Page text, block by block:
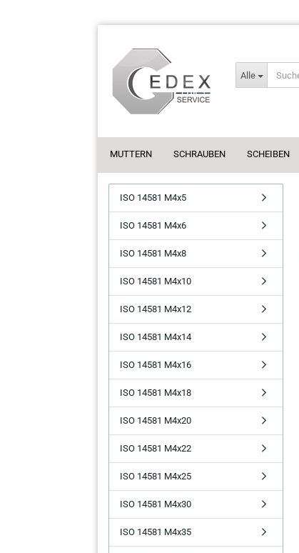
Alle
MUTTERN SCHRAUBEN SCHEIBEN
ISO 14581 M4x5
ISO 14581 M4x6
ISO 14581 M4x8
ISO 14581 M4x10
ISO 14581 M4x12
ISO 14581 M4x14
ISO 14581 M4x16
ISO 14581 M4x18
ISO 14581 M4x20
ISO 14581 M4x22
ISO 14581 M4x25
ISO 14581 M4x30
ISO 14581 M4x35